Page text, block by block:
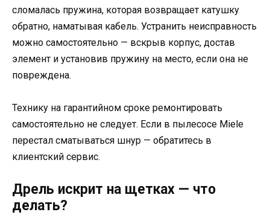
сломалась пружина, которая возвращает катушку
обратно, наматывая кабель. Устранить неисправность
можно самостоятельно — вскрыв корпус, достав
элемент и установив пружину на место, если она не
повреждена.
Технику на гарантийном сроке ремонтировать
самостоятельно не следует. Если в пылесосе Miele
перестал сматываться шнур — обратитесь в
клиентский сервис.
Дрель искрит на щетках — что
делать?